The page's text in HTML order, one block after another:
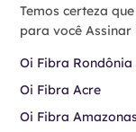
Temos certeza
para você
Oi Fibra Rondônia
Oi Fibra Acre
Oi Fibra Amazonas